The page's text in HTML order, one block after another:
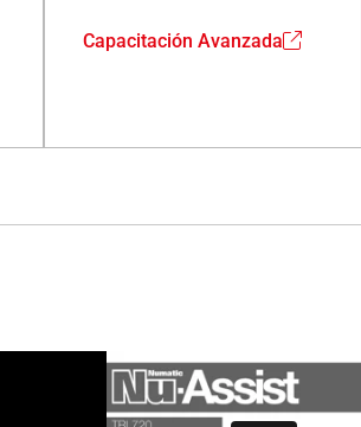
Capacitación Avanzada